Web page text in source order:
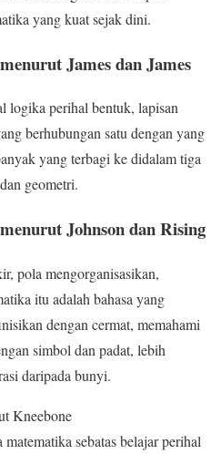
yang kuat sejak dini.
James dan James
logika perihal bentuk, lapisan
berhubungan satu dengan yang
yang terbagi ke didalam tiga
geometri.
Johnson dan Rising
pola mengorganisasikan,
itu adalah bahasa yang
dengan cermat, memahami
simbol dan padat, lebih
daripada bunyi.
Kneebone
sebatas belajar perihal